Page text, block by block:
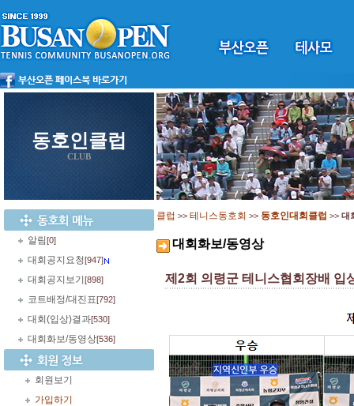
동호인클럽
CLUB
알림[0]
대회공지요청[947]
대회공지보기 [898]
코트배정/대진표[792]
대회(입상)결과[530]
대회화보/동영상[536]
회원보기
가입하기
클럽 >> 테니스동호회 >> 동호인대회클럽 >> 대
대회화보/동영상
제2회 의령군 테니스협회장배 입